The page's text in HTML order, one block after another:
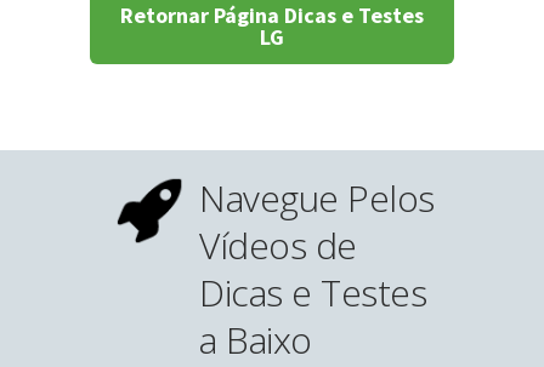
Retornar Página Dicas e Testes
LG
Navegue Pelos
Vídeos de
Dicas e Testes
a Baixo